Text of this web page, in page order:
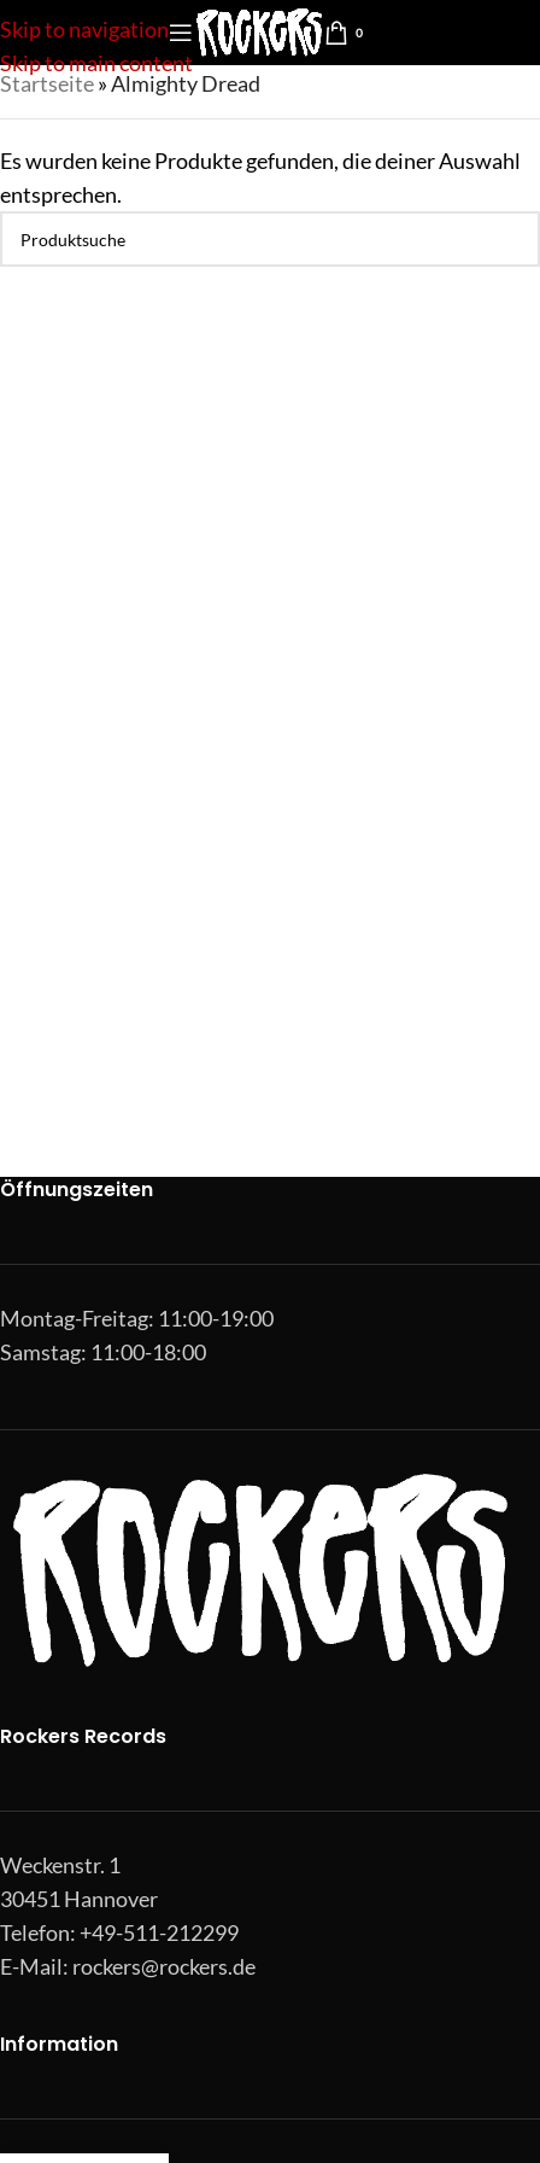
Skip to navigation
Skip to main content
0
Startseite»Almighty Dread
Es wurden keine Produkte gefunden, die deiner Auswahl
entsprechen.
Öffnungszeiten
Montag-Freitag: 11:00-19:00
Samstag: 11:00-18:00
Rockers Records
Weckenstr. 1
30451 Hannover
Telefon: +49-511-212299
E-Mail: rockers@rockers.de
Information